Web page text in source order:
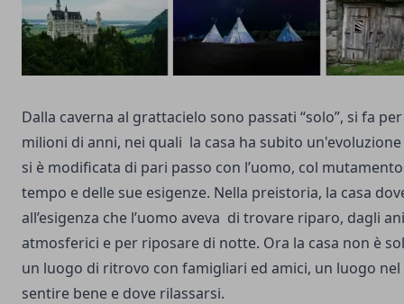
Dalla caverna al grattacielo sono passati “solo”, si fa
milioni di anni, nei quali la casa ha subito
si è modificata di pari passo con l’uomo, col
tempo e delle sue esigenze. Nella preistoria, la casa
all’esigenza che l’uomo aveva di trovare riparo, dagli
atmosferici e per riposare di notte. Ora la casa non è
un luogo di ritrovo con famigliari ed amici, un luogo nel
sentire bene e dove rilassarsi.